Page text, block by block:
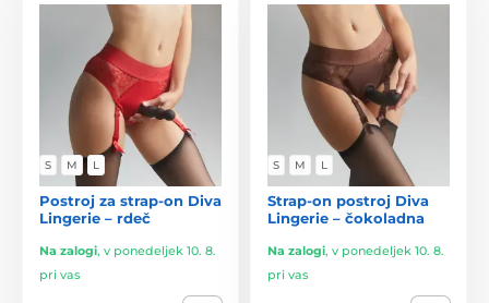
S M L
Postroj za strap-on Diva
Lingerie – rdeč
Na zalogi, v ponedeljek 10. 8.
pri vas
S M L
Strap-on postroj Diva
Lingerie – čokoladna
Na zalogi, v ponedeljek 10. 8.
pri vas